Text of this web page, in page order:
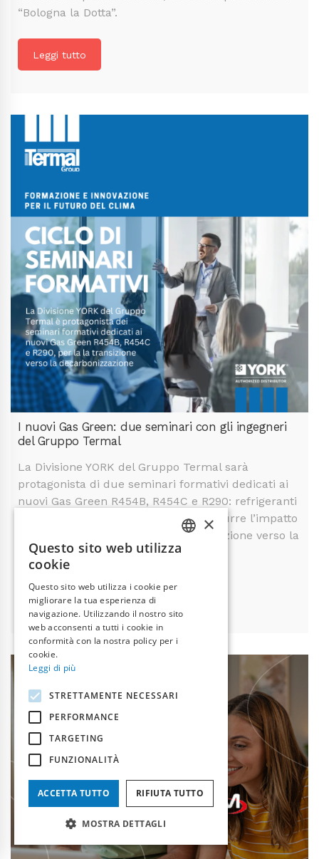
“Bologna la Dotta”.
Leggi tutto
I nuovi Gas Green: due seminari con gli ingegneri
del Gruppo Termal
La Divisione YORK del Gruppo Termal sarà
protagonista di due seminari formativi dedicati ai
nuovi Gas Green R454B, R454C e R290: refrigeranti
di ultima generazione pensati per ridurre l’impatto
ambientale e accompagnare la transizione verso la
decarbonizzazione del settore edilizio.
Leggi tutto
×
Questo sito web utilizza
cookie
Questo sito web utilizza i cookie per
migliorare la tua esperienza di
navigazione. Utilizzando il nostro sito
web acconsenti a tutti i cookie in
conformità con la nostra policy per i
cookie.
Leggi di più
STRETTAMENTE NECESSARI
PERFORMANCE
TARGETING
FUNZIONALITÀ
ACCETTA TUTTO RIFIUTA TUTTO
MOSTRA DETTAGLI